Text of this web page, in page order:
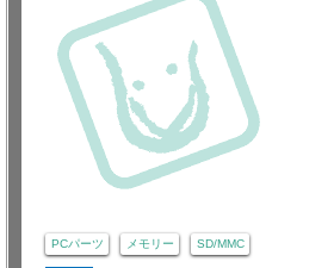
PCパーツ メモリー SD/MMC